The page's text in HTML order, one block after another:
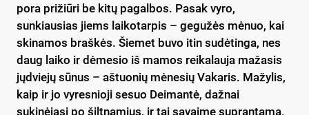
pora prižiūri be kitų pagalbos. Pasak vyro,
sunkiausias jiems laikotarpis – gegužės mėnuo, kai
skinamos braškės. Šiemet buvo itin sudėtinga, nes
daug laiko ir dėmesio iš mamos reikalauja mažasis
jųdviejų sūnus – aštuonių mėnesių Vakaris. Mažylis,
kaip ir jo vyresnioji sesuo Deimantė, dažnai
sukinėjasi po šiltnamius, ir tai savaime suprantama,